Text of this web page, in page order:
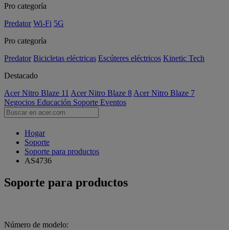
Pro categoría
Predator Wi-Fi 5G
Pro categoría
Predator Bicicletas eléctricas Escúteres eléctricos Kinetic Tech
Destacado
Acer Nitro Blaze 11 Acer Nitro Blaze 8 Acer Nitro Blaze 7
Negocios Educación Soporte Eventos
Hogar
Soporte
Soporte para productos
AS4736
Soporte para productos
Número de modelo: